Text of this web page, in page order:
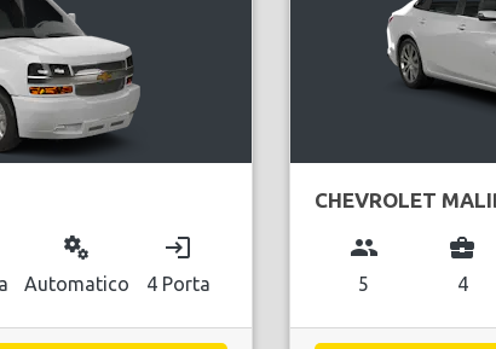
miscellaneous_services
Automatico
login
4 Porta
CHEVROLET
group
5
business_center
4